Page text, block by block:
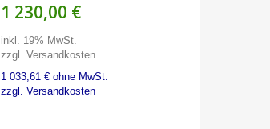
1 230,00 €
inkl. 19% MwSt.
zzgl. Versandkosten
1 033,61 € ohne MwSt.
zzgl. Versandkosten